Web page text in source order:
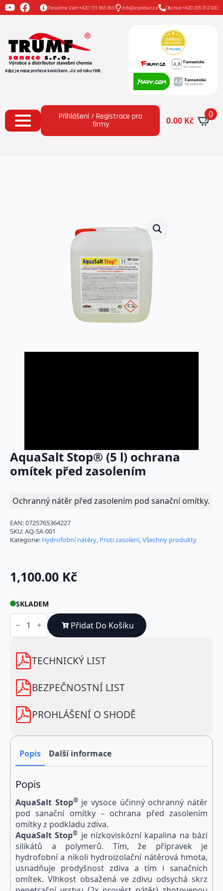
Poradíme Vám +420 731 565 565 info@injektaz.cz Obchod +420 235 312 000
Když je naše profese koníčkem. Již od roku 1991.
Přihlášení / Registrace pro
firmy 0.00 Kč
0
Domů
Hydrofobní nátěry
AquaSalt Stop® (5 l)
AquaSalt Stop® (5 l) ochrana
omítek před zasolením
Ochranný nátěr před zasolením pod sanační omítky.
EAN:0725765364227
SKU:AQ-SA-001
Kategorie: Hydrofobní nátěry, Proti zasolení,Všechny produkty
1,100.00 Kč
SKLADEM
AquaSalt
Stop®
l)
omítek
před
zasolením
množství
Přidat Do Košíku
TECHNICKÝ LIST
BEZPEČNOSTNÍ LIST
PROHLÁŠENÍ O SHODĚ
Popis Další informace
Popis
AquaSalt Stop®je vysoce účinný ochranný nátěr
pod sanační omítky – ochrana před zasolením
omítky z podkladu zdiva.
AquaSalt Stop® je nízkoviskózní kapalina na bázi
silikátů a polymerů. Tím, že přípravek je
hydrofobní a nikoli hydroizolační nátěrová hmota,
usnadňuje prodyšnost zdiva a tím i sanačních
omítek. Vlhkost obsažená ve zdivu odsychá skrz